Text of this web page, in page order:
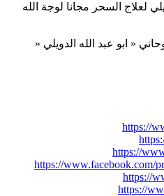
لعلاج السحر مجانا لوجة الله
« ابو عبد الله الدويلي «
https://
https://
https://www.facebook.com/
https://
https://